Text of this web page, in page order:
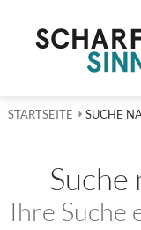
STARTSEITE AKTUELL:
SUCHE
Suche
Ihre Suche